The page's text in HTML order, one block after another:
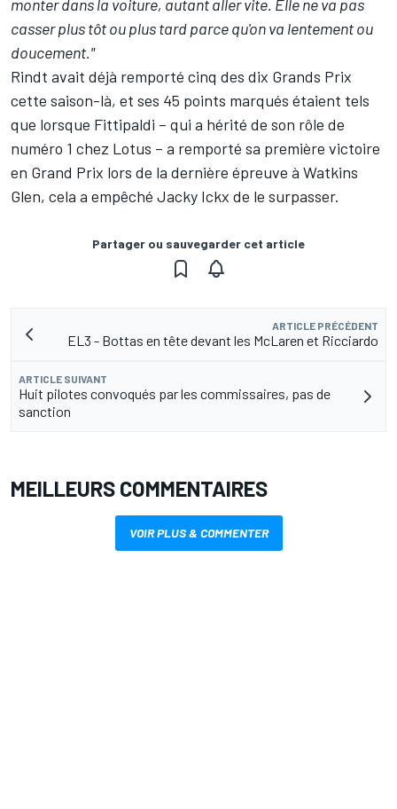
monter dans la voiture, autant aller vite. Elle ne va pas
casser plus tôt ou plus tard parce qu'on va lentement ou
doucement."
Rindt avait déjà remporté cinq des dix Grands Prix
cette saison-là, et ses 45 points marqués étaient tels
que lorsque Fittipaldi – qui a hérité de son rôle de
numéro 1 chez Lotus – a remporté sa première victoire
en Grand Prix lors de la dernière épreuve à Watkins
Glen, cela a empêché Jacky Ickx de le surpasser.
Partager ou sauvegarder cet article
ARTICLE PRÉCÉDENT
EL3 - Bottas en tête devant les McLaren et Ricciardo
ARTICLE SUIVANT
Huit pilotes convoqués par les commissaires, pas de
sanction
MEILLEURS COMMENTAIRES
VOIR PLUS & COMMENTER